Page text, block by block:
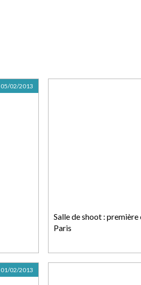
05/02/2013
Salle de shoot :
Paris
01/02/2013